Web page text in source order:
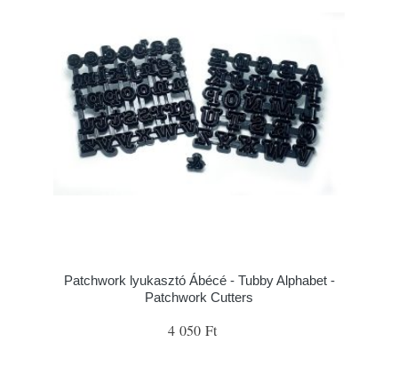
Patchwork lyukasztó Ábécé - Tubby Alphabet -
Patchwork Cutters
4 050 Ft